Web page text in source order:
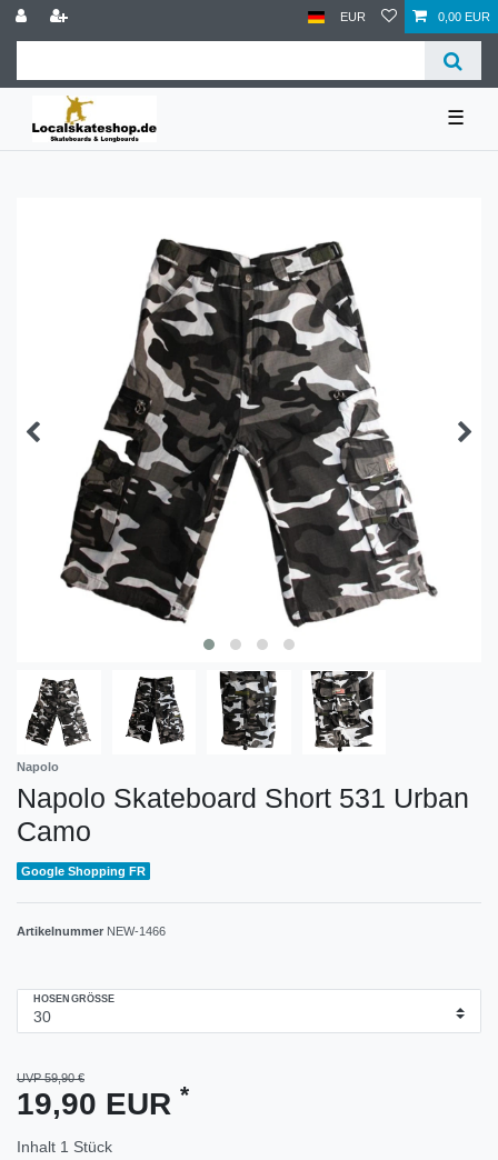
EUR 0,00 EUR
☰
Napolo
Napolo Skateboard Short 531 Urban
Camo
Google Shopping FR
Artikelnummer NEW-1466
HOSENGRÖSSE
UVP 59,90 €
19,90 EUR *
Inhalt 1 Stück